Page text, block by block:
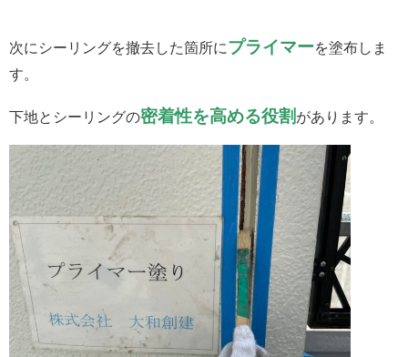
次にシーリングを撤去した箇所にプライマーを塗布しま
す。
下地とシーリングの密着性を高める役割 があります。